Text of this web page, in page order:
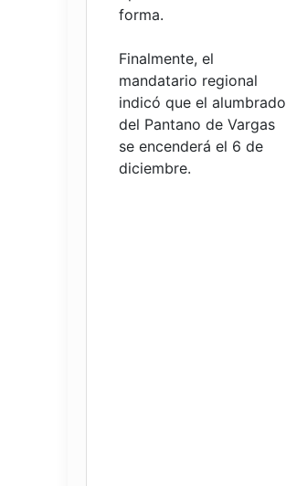
forma.
Finalmente, el
mandatario regional
indicó que el alumbrado
del Pantano de Vargas
se encenderá el 6 de
diciembre.